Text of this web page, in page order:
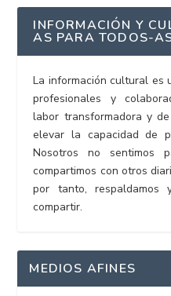
INFORMACIÓN Y
AS PARA TODOS-
La información cultural es
profesionales y
labor transformadora y
elevar la capacidad de
Nosotros no sentimos
compartimos con otros
por tanto,
compartir.
MEDIOS AFINES